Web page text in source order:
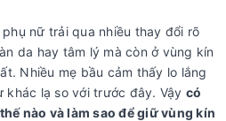
nữ trải qua nhiều thay đổi rõ
da hay tâm lý mà còn ở vùng kín
Nhiều mẹ bầu cảm thấy lo lắng
khác lạ so với trước đây. Vậy có
nào và làm sao để giữ vùng kín